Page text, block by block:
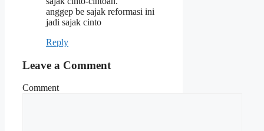
anggep be sajak reformasi ini
jadi sajak cinto
Reply
Leave a Comment
Comment